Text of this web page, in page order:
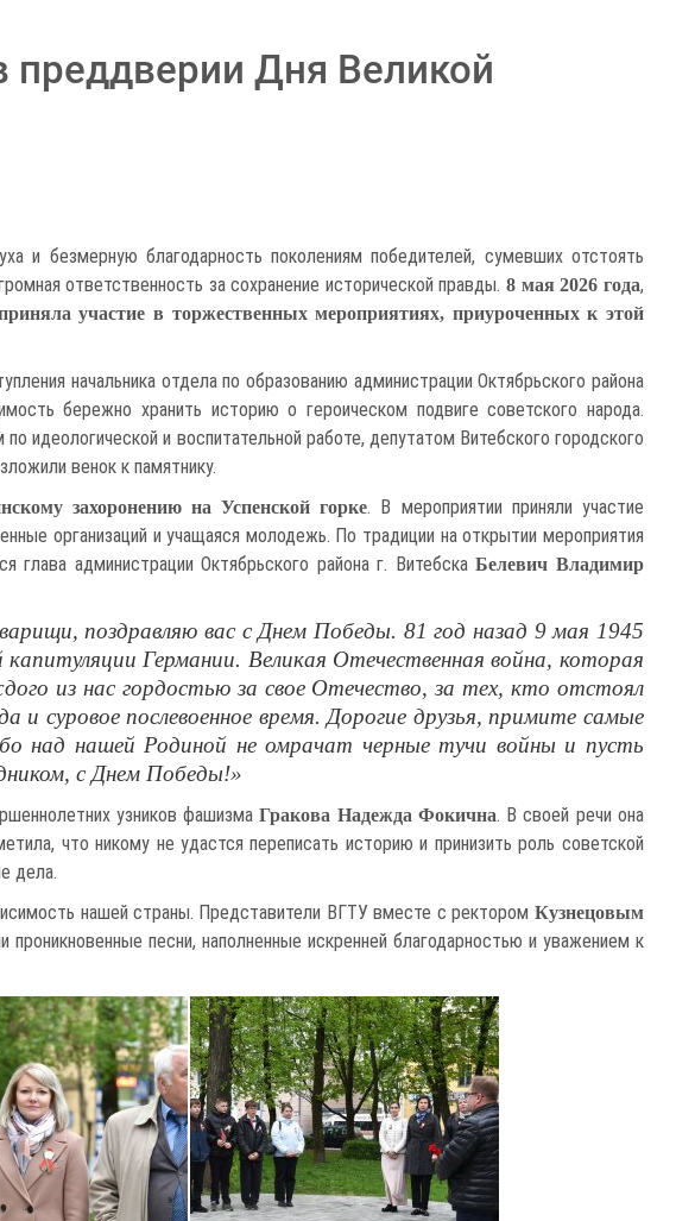
преддверии Дня Великой
и безмерную благодарность поколениям победителей, сумевших отстоять
ответственность за сохранение исторической правды.8 мая 2026 года,
приняла участие в торжественных мероприятиях, приуроченных к этой
начальника отдела по образованию администрации Октябрьского района
бережно хранить историю о героическом подвиге советского народа.
идеологической и воспитательной работе, депутатом Витебского городского
венок к памятнику.
захоронению на Успенской горке. В мероприятии приняли участие
организаций и учащаяся молодежь. По традиции на открытии мероприятия
администрации Октябрьского района г. ВитебскаБелевич Владимир
поздравляю вас с Днем Победы. 81 год назад 9 мая 1945
Германии. Великая Отечественная война, которая
из нас гордостью за свое Отечество, за тех, кто отстоял
суровое послевоенное время. Дорогие друзья, примите самые
над нашей Родиной не омрачат черные тучи войны и пусть
с Днем Победы!»
узников фашизмаГракова Надежда Фокична. В своей речи она
что никому не удастся переписать историю и принизить роль советской
дела.
нашей страны. Представители ВГТУ вместе с ректором Кузнецовым
песни, наполненные искренней благодарностью и уважением к